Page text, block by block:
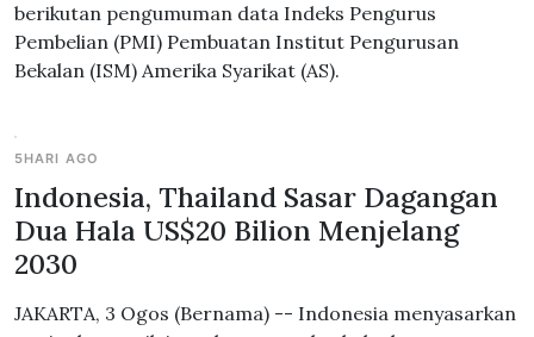
berikutan pengumuman data Indeks Pengurus
Pembelian (PMI) Pembuatan Institut Pengurusan
Bekalan (ISM) Amerika Syarikat (AS).
5HARI AGO
Indonesia, Thailand Sasar Dagangan
Dua Hala US$20 Bilion Menjelang
2030
JAKARTA, 3 Ogos (Bernama) -- Indonesia menyasarkan